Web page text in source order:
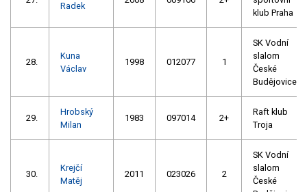
Radek
klub Praha
28.
Kuna
Václav
1998 012077 1
SK Vodní
slalom
České
Budějovice
29.
Hrobský
Milan
1983 097014 2+
Raft klub
Troja
30.
Krejčí
Matěj
2011 023026 2
SK Vodní
slalom
České